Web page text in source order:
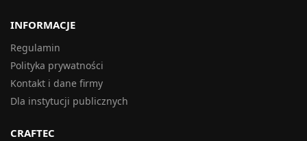
INFORMACJE
Regulamin
Polityka prywatności
Kontakt i dane firmy
Dla instytucji publicznych
CRAFTEC